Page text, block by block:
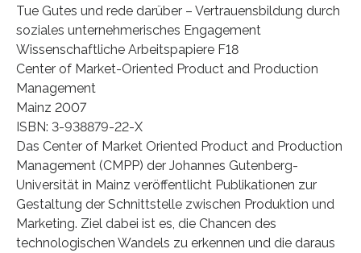
Tue Gutes und rede darüber – Vertrauensbildung durch
soziales unternehmerisches Engagement
Wissenschaftliche Arbeitspapiere F18
Center of Market-Oriented Product and Production
Management
Mainz 2007
ISBN: 3-938879-22-X
Das Center of Market Oriented Product and Production
Management (CMPP) der Johannes Gutenberg-
Universität in Mainz veröffentlicht Publikationen zur
Gestaltung der Schnittstelle zwischen Produktion und
Marketing. Ziel dabei ist es, die Chancen des
technologischen Wandels zu erkennen und die daraus